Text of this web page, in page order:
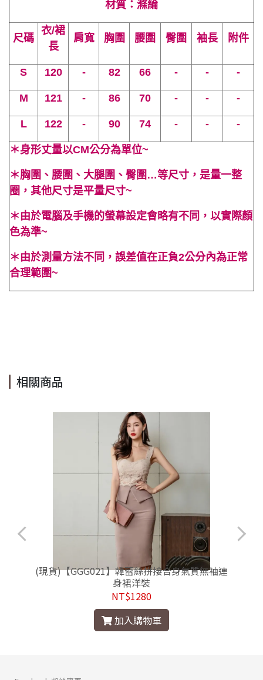
材質：滌綸
尺碼
衣/裙
長
肩寬 胸圍 腰圍 臀圍 袖長 附件
S 120 - 82 66 - - -
M 121 - 86 70 - - -
L 122 - 90 74 - - -
＊身形丈量以CM公分為單位~
＊胸圍、腰圍、大腿圍、臀圍…等尺寸，是量一整
圈，其他尺寸是平量尺寸~
＊由於電腦及手機的螢幕設定會略有不同，以實際顏
色為準~
＊由於測量方法不同，誤差值在正負2公分內為正常
合理範圍~
相關商品
(現貨)【GGG021】韓蕾絲拼接合身氣質無袖連
身裙洋裝
NT$1280
加入購物車